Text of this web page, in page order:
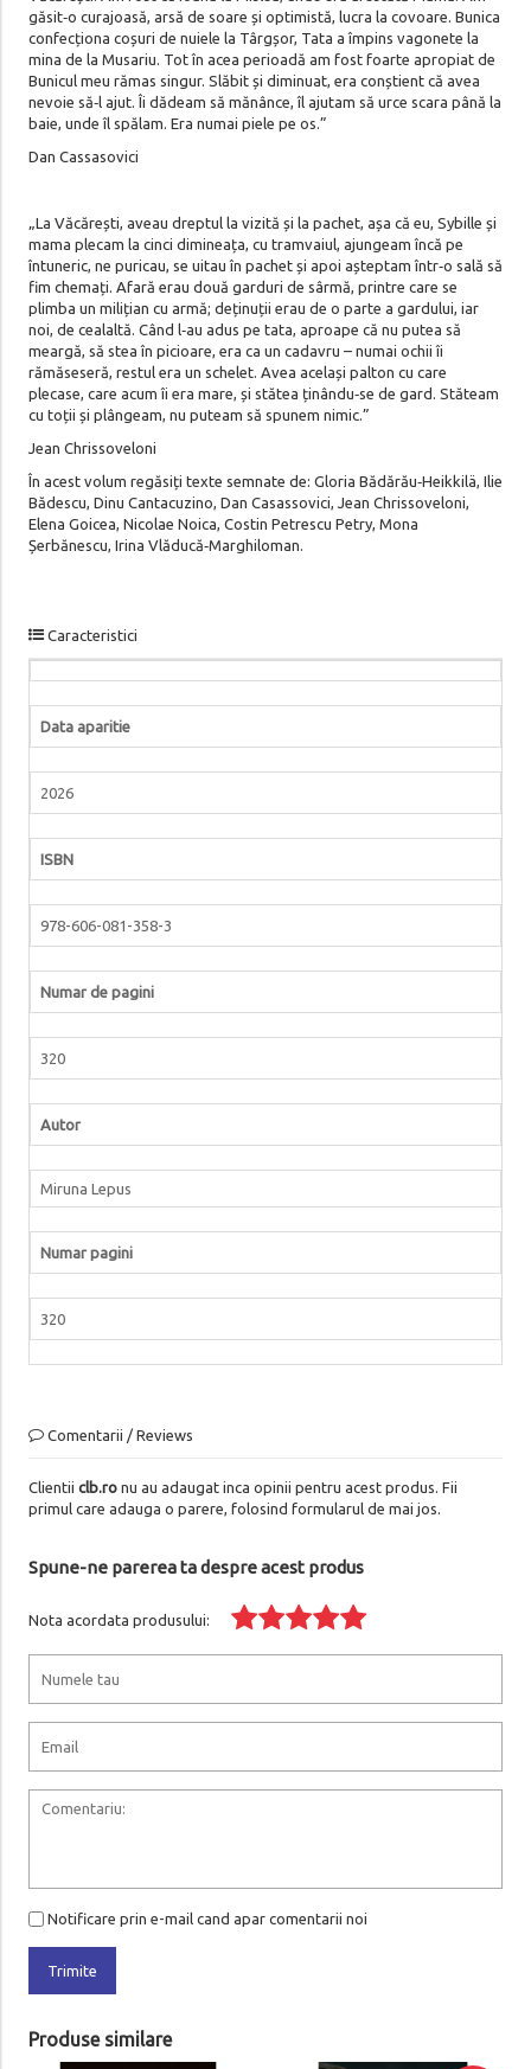
găsit‑o curajoasă, arsă de soare și optimistă, lucra la covoare. Bunica
confecționa coșuri de nuiele la Târgșor, Tata a împins vagonete la
mina de la Musariu. Tot în acea perioadă am fost foarte apropiat de
Bunicul meu rămas singur. Slăbit și diminuat, era conștient că avea
nevoie să‑l ajut. Îi dădeam să mănânce, îl ajutam să urce scara până la
baie, unde îl spălam. Era numai piele pe os.”
Dan Cassasovici
„La Văcărești, aveau dreptul la vizită și la pachet, așa că eu, Sybille și
mama plecam la cinci dimineața, cu tramvaiul, ajungeam încă pe
întuneric, ne puricau, se uitau în pachet și apoi așteptam într‑o sală să
fim chemați. Afară erau două garduri de sârmă, printre care se
plimba un milițian cu armă; deținuții erau de o parte a gardului, iar
noi, de cealaltă. Când l‑au adus pe tata, aproape că nu putea să
meargă, să stea în picioare, era ca un cadavru – numai ochii îi
rămăseseră, restul era un schelet. Avea același palton cu care
plecase, care acum îi era mare, și stătea ținându‑se de gard. Stăteam
cu toții și plângeam, nu puteam să spunem nimic.”
Jean Chrissoveloni
În acest volum regăsiți texte semnate de: Gloria Bădărău‑Heikkilä, Ilie
Bădescu, Dinu Cantacuzino, Dan Casassovici, Jean Chrissoveloni,
Elena Goicea, Nicolae Noica, Costin Petrescu Petry, Mona
Șerbănescu, Irina Vlăducă‑Marghiloman.
Caracteristici
Data aparitie
2026
ISBN
978-606-081-358-3
Numar de pagini
320
Autor
Miruna Lepus
Numar pagini
320
Comentarii / Reviews
Clientii clb.ronu au adaugat inca opinii pentru acest produs. Fii
primul care adauga o parere, folosind formularul de mai jos.
Spune-ne parerea ta despre acest produs
Nota acordata produsului:
Notificare prin e-mail cand apar comentarii noi
Trimite
Produse similare